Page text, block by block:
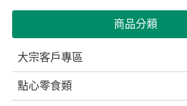
商品分類
大宗客戶專區
點心零食類